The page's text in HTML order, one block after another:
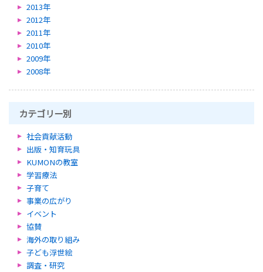
2013年
2012年
2011年
2010年
2009年
2008年
カテゴリー別
社会貢献活動
出版・知育玩具
KUMONの教室
学習療法
子育て
事業の広がり
イベント
協賛
海外の取り組み
子ども浮世絵
調査・研究